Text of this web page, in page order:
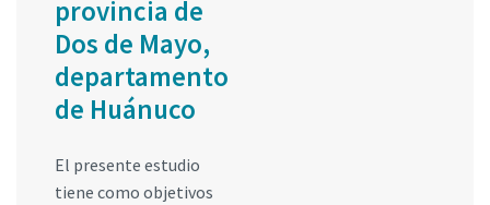
provincia de
Dos de Mayo,
departamento
de Huánuco
El presente estudio
tiene como objetivos